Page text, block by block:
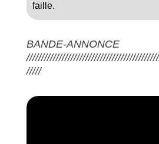
faille.
BANDE-ANNONCE
/////